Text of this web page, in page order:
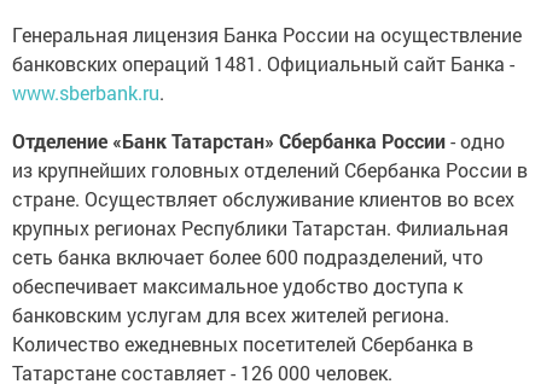
Генеральная лицензия Банка России на осуществление
банковских операций 1481. Официальный сайт Банка -
www.sberbank.ru.
Отделение «Банк Татарстан» Сбербанка России- одно
из крупнейших головных отделений Сбербанка России в
стране. Осуществляет обслуживание клиентов во всех
крупных регионах Республики Татарстан. Филиальная
сеть банка включает более 600 подразделений, что
обеспечивает максимальное удобство доступа к
банковским услугам для всех жителей региона.
Количество ежедневных посетителей Сбербанка в
Татарстане составляет - 126 000 человек.